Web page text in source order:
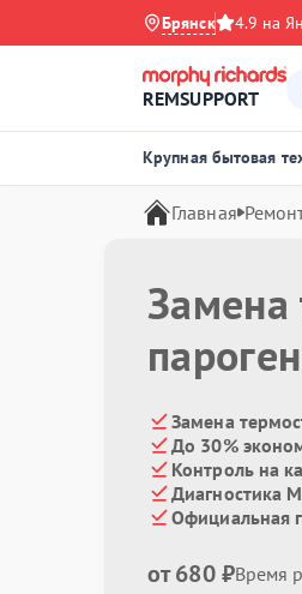
Брянск 4.9 на
REMSUPPORT
Крупная бытовая
Главная
Замена
Замена
До 30%
Контроль на
Диагностика
Официальная
от 680 ₽Время